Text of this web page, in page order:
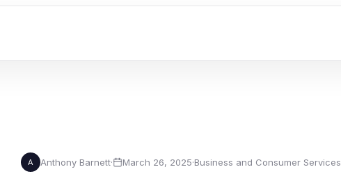
A Anthony Barnett· March 26, 2025·Business and Consumer Services